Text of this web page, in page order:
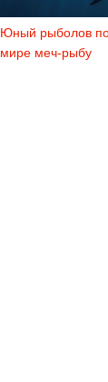
Юный рыболов
мире меч-рыбу